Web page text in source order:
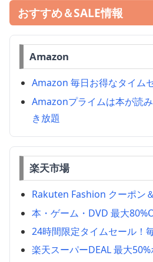
おすすめ＆SALE情報
Amazon
Amazon 毎日お得なタイム
Amazonプライムは本が読
き放題
楽天市場
Rakuten Fashion クーポン
本・ゲーム・DVD 最大
24時間限定タイムセール！
楽天スーパーDEAL 最大50%